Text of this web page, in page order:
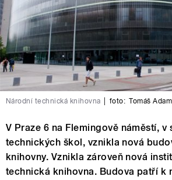
Národní technická knihovna foto: Tomáš
V Praze 6 na Flemingově náměstí, v
technických škol, vznikla nová
knihovny. Vznikla zároveň nová
technická knihovna. Budova patří k